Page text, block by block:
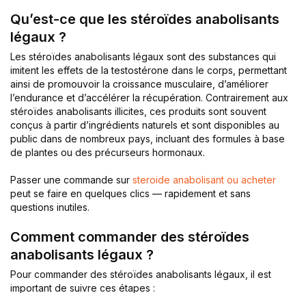
Qu’est-ce que les stéroïdes anabolisants
légaux ?
Les stéroïdes anabolisants légaux sont des substances qui
imitent les effets de la testostérone dans le corps, permettant
ainsi de promouvoir la croissance musculaire, d’améliorer
l’endurance et d’accélérer la récupération. Contrairement aux
stéroïdes anabolisants illicites, ces produits sont souvent
conçus à partir d’ingrédients naturels et sont disponibles au
public dans de nombreux pays, incluant des formules à base
de plantes ou des précurseurs hormonaux.
Passer une commande sur steroide anabolisant ou acheter
peut se faire en quelques clics — rapidement et sans
questions inutiles.
Comment commander des stéroïdes
anabolisants légaux ?
Pour commander des stéroïdes anabolisants légaux, il est
important de suivre ces étapes :